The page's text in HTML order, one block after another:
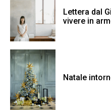
Lettera dal
vivere in
Natale